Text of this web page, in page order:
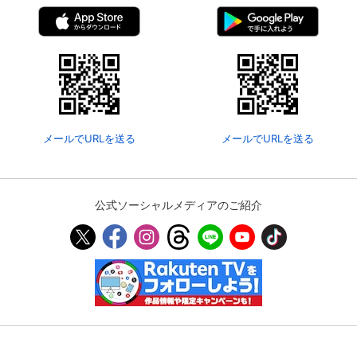
メールでURLを送る メールでURLを送る
公式ソーシャルメディアのご紹介